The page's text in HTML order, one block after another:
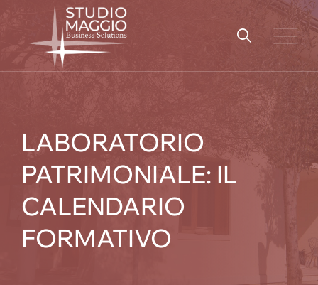
content
LABORATORIO
PATRIMONIALE: IL
CALENDARIO
FORMATIVO